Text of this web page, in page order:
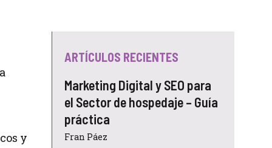
y
ARTÍCULOS RECIENTES
Marketing Digital y SEO para
el Sector de hospedaje – Guía
práctica
Fran Páez